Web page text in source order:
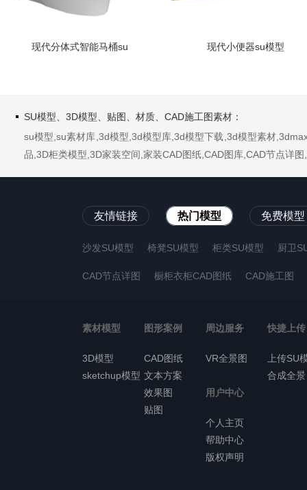
现代分体式智能马桶su 现代小便器su模型
SU模型、3D模型、贴图、材质、CAD施工图素材：
su模型,su素材库,3d模型,3d模型库,3d模型下载,3d模型素材
品,3D柜类模型,3D家装空间,家装CAD图纸,CAD图库,CAD节点详
友情链接 热门模型 免费模型
沙发SU模型 椅凳SU模型 柜类SU模型 厨卫
CAD节点详图 橱柜衣柜CAD图纸 CAD施工图
素材模型
3D模型
sketchup模型
图形案例
CAD图纸
文本方案
效果图
贴图
周边服务
VR全景图
快捷上传
上传SU
合成全景
用户中心
个人主页
帮助中心
版权声明